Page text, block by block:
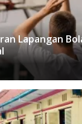
Lapangan